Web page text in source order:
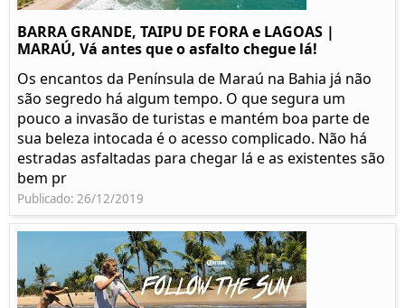
BARRA GRANDE, TAIPU DE FORA e LAGOAS |
MARAÚ, Vá antes que o asfalto chegue lá!
Os encantos da Península de Maraú na Bahia já não
são segredo há algum tempo. O que segura um
pouco a invasão de turistas e mantém boa parte de
sua beleza intocada é o acesso complicado. Não há
estradas asfaltadas para chegar lá e as existentes são
bem pr
Publicado: 26/12/2019